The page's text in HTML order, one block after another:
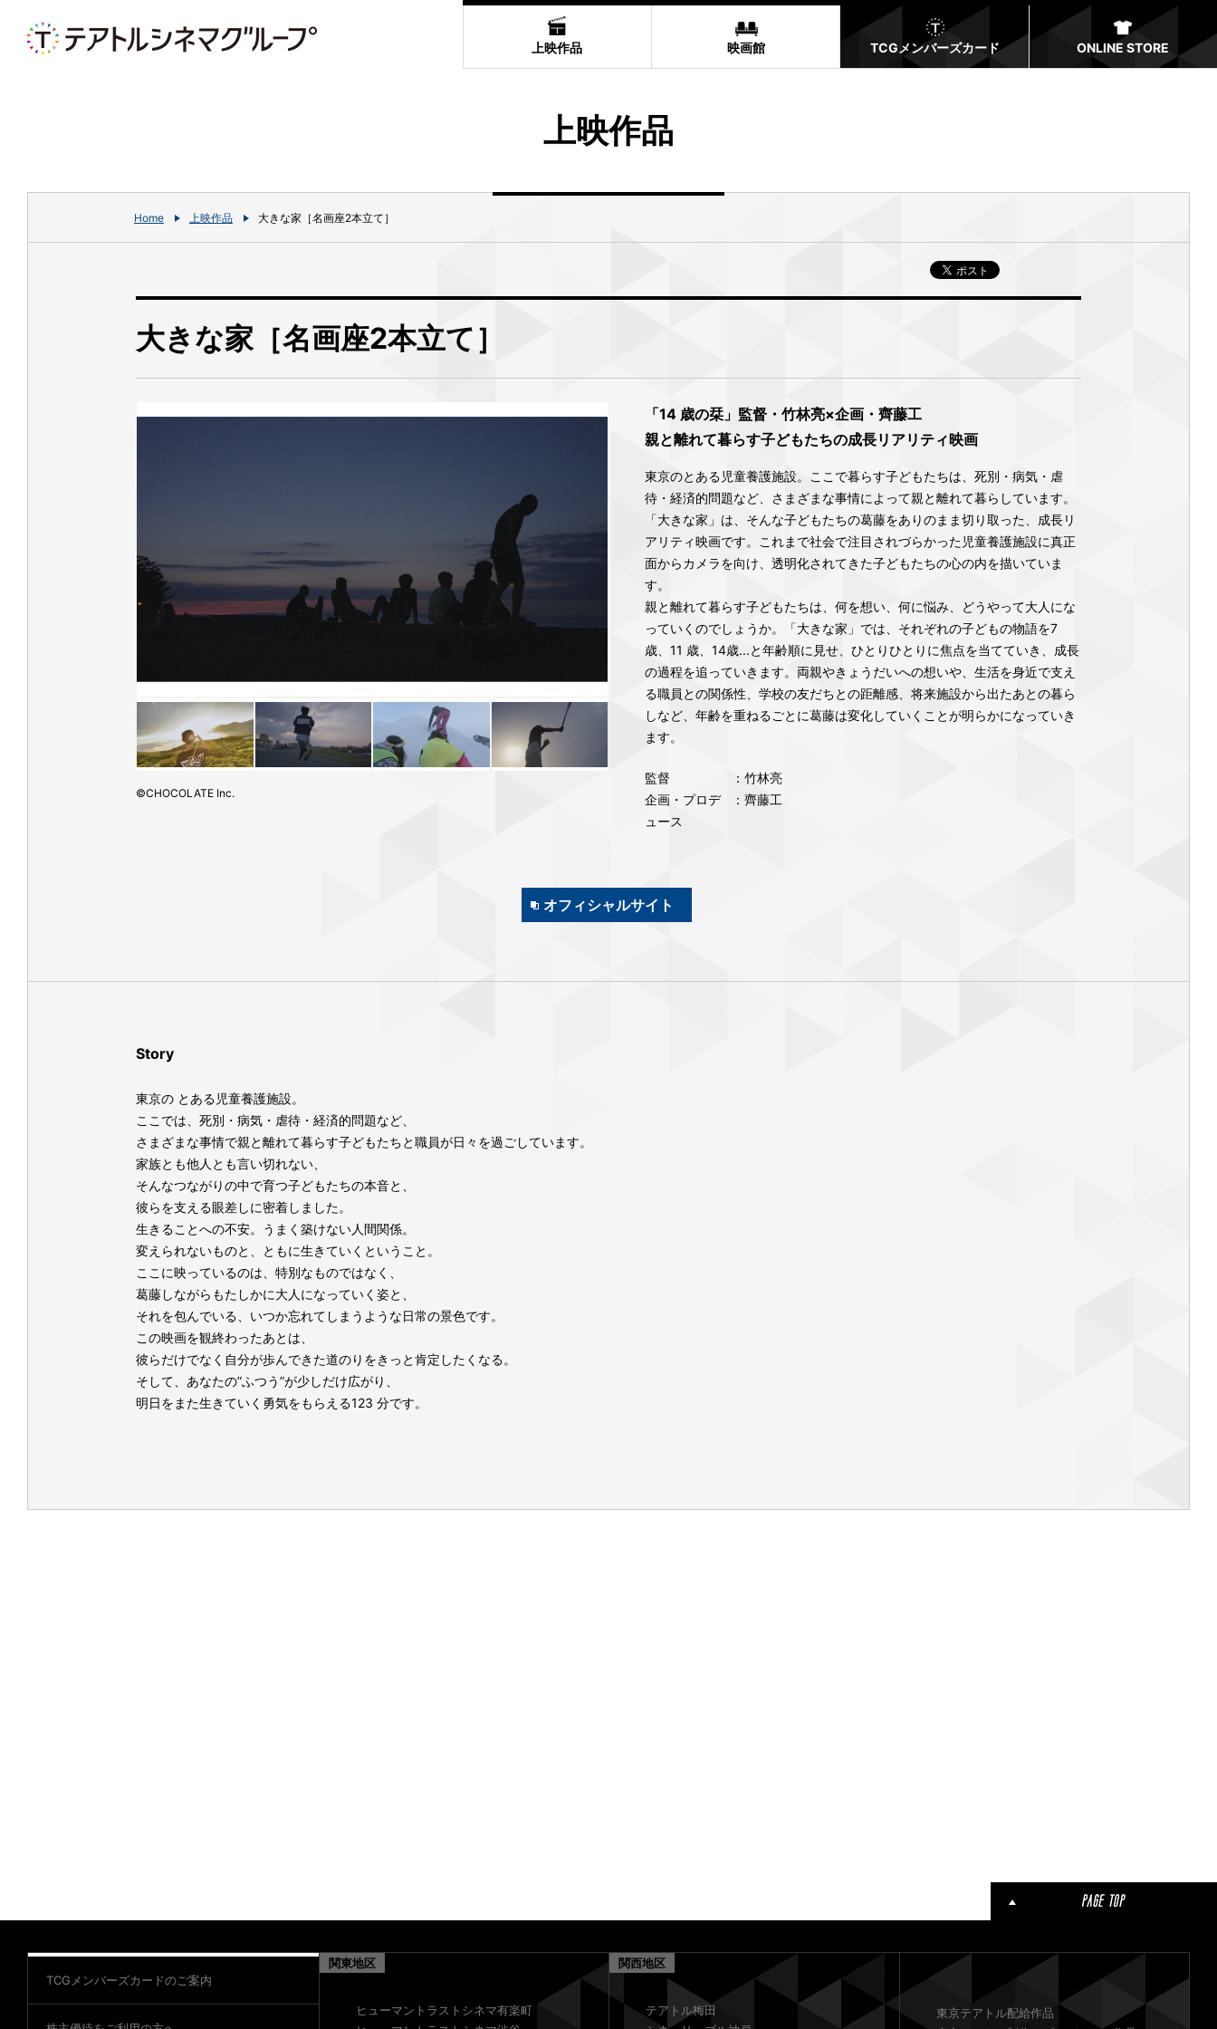
上映作品 映画館 TCGメンバーズカード ONLINE STORE
上映作品
Home 上映作品 大きな家［名画座2本立て］
大きな家［名画座2本立て］
©CHOCOLATE Inc.
「14 歳の栞」監督・竹林亮×企画・齊藤工
親と離れて暮らす子どもたちの成長リアリティ映画
東京のとある児童養護施設。ここで暮らす子どもたちは、死別・病気・虐
待・経済的問題など、さまざまな事情によって親と離れて暮らしています。
「大きな家」は、そんな子どもたちの葛藤をありのまま切り取った、成長リ
アリティ映画です。これまで社会で注目されづらかった児童養護施設に真正
面からカメラを向け、透明化されてきた子どもたちの心の内を描いていま
す。
親と離れて暮らす子どもたちは、何を想い、何に悩み、どうやって大人にな
っていくのでしょうか。「大きな家」では、それぞれの子どもの物語を7
歳、11 歳、14歳...と年齢順に見せ、ひとりひとりに焦点を当てていき、成長
の過程を追っていきます。両親やきょうだいへの想いや、生活を身近で支え
る職員との関係性、学校の友だちとの距離感、将来施設から出たあとの暮ら
しなど、年齢を重ねるごとに葛藤は変化していくことが明らかになっていき
ます。
監督
：竹林亮
企画・プロデ
ュース
：齊藤工
オフィシャルサイト
Story
東京の とある児童養護施設。
ここでは、死別・病気・虐待・経済的問題など、
さまざまな事情で親と離れて暮らす子どもたちと職員が日々を過ごしています。
家族とも他人とも言い切れない、
そんなつながりの中で育つ子どもたちの本音と、
彼らを支える眼差しに密着しました。
生きることへの不安。うまく築けない人間関係。
変えられないものと、ともに生きていくということ。
ここに映っているのは、特別なものではなく、
葛藤しながらもたしかに大人になっていく姿と、
それを包んでいる、いつか忘れてしまうような日常の景色です。
この映画を観終わったあとは、
彼らだけでなく自分が歩んできた道のりをきっと肯定したくなる。
そして、あなたの”ふつう”が少しだけ広がり、
明日をまた生きていく勇気をもらえる123 分です。
TCGメンバーズカードのご案内
関東地区
ヒューマントラストシネマ有楽町
関西地区
テアトル梅田
東京テアトル配給作品